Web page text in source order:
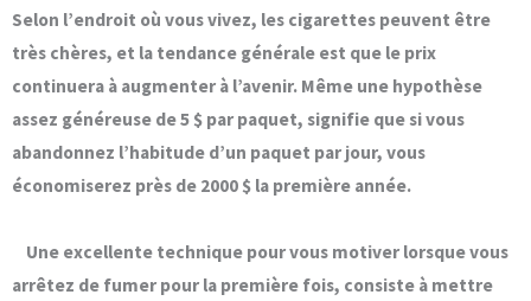
Selon l’endroit où vous vivez, les cigarettes peuvent être
très chères, et la tendance générale est que le prix
continuera à augmenter à l’avenir. Même une hypothèse
assez généreuse de 5 $ par paquet, signifie que si vous
abandonnez l’habitude d’un paquet par jour, vous
économiserez près de 2000 $ la première année.
Une excellente technique pour vous motiver lorsque vous
arrêtez de fumer pour la première fois, consiste à mettre